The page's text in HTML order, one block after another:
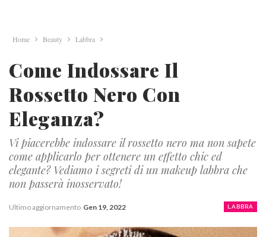
Home Beauty Labbra
Come Indossare Il
Rossetto Nero Con
Eleganza?
Vi piacerebbe indossare il rossetto nero ma non sapete
come applicarlo per ottenere un effetto chic ed
elegante? Vediamo i segreti di un makeup labbra che
non passerà inosservato!
LABBRA
Ultimo aggiornamento Gen 19, 2022